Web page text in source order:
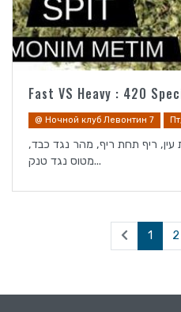
Fast VS Heavy : 420
@ Ночной клуб Левонтин 7
עין, ריף תחת ריף, מהר נגד כבד,
מטוס נגד טנק...
1 2